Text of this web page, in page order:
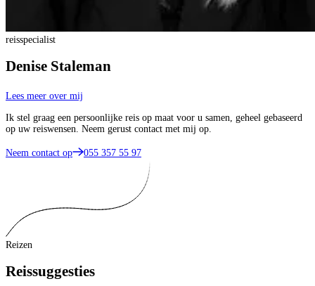
reisspecialist
Denise Staleman
Lees meer over mij
Ik stel graag een persoonlijke reis op maat voor u samen, geheel gebaseerd
op uw reiswensen. Neem gerust contact met mij op.
Neem contact op 055 357 55 97
Reizen
Reissuggesties